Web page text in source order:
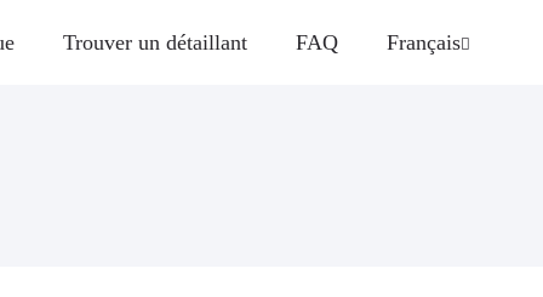
Trouver un détaillant FAQ Français